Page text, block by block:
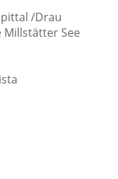
/Drau
See